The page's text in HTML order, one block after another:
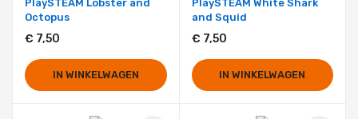
PlaySTEAM Lobster and
Octopus
€ 7,50
IN WINKELWAGEN
PlaySTEAM White Shark
and Squid
€ 7,50
IN WINKELWAGEN